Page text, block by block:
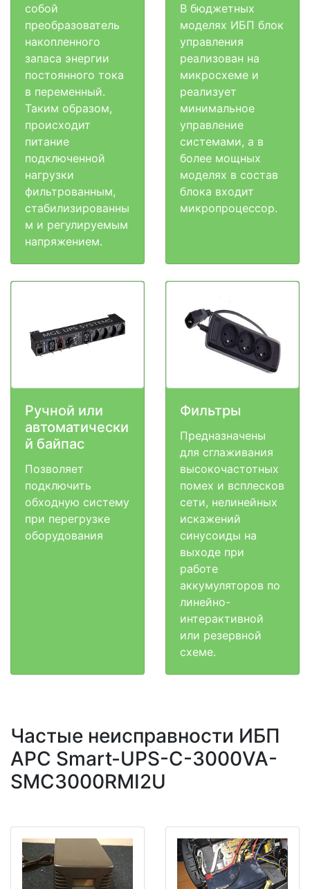
собой
преобразователь
накопленного
запаса энергии
постоянного тока
в переменный.
Таким образом,
происходит
питание
подключенной
нагрузки
фильтрованным,
стабилизированны
м и регулируемым
напряжением.
В бюджетных
моделях ИБП блок
управления
реализован на
микросхеме и
реализует
минимальное
управление
системами, а в
более мощных
моделях в состав
блока входит
микропроцессор.
Ручной или
автоматически
й байпас
Позволяет
подключить
обходную систему
при перегрузке
оборудования
Фильтры
Предназначены
для сглаживания
высокочастотных
помех и всплесков
сети, нелинейных
искажений
синусоиды на
выходе при
работе
аккумуляторов по
линейно-
интерактивной
или резервной
схеме.
Частые неисправности ИБП
APC Smart-UPS-C-3000VA-
SMC3000RMI2U